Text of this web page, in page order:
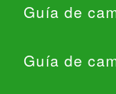
Guía de
Guía de